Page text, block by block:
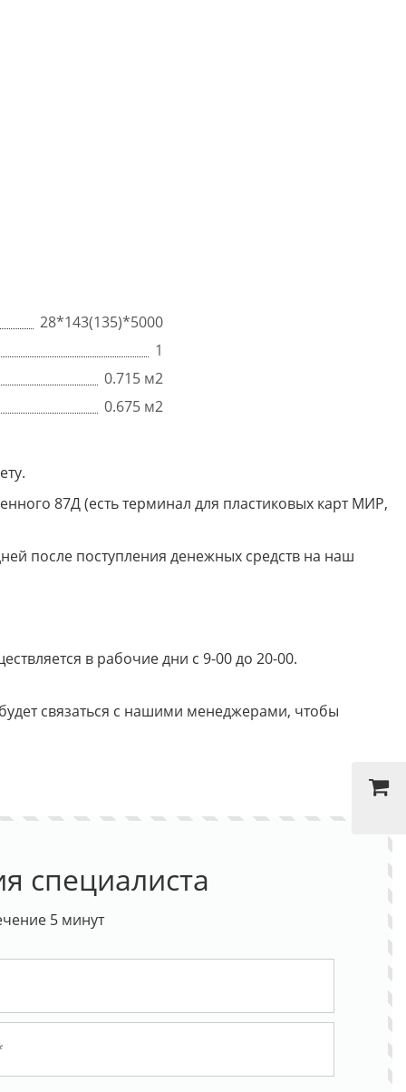
28*143(135)*5000
1
0.715 м2
0.675 м2
87Д (есть терминал для пластиковых карт МИР,
после поступления денежных средств на наш
в рабочие дни с 9-00 до 20-00.
связаться с нашими менеджерами, чтобы
специалиста
5 минут